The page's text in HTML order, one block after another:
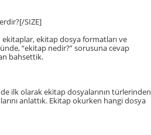
SIZE]
ekitap dosya formatları ve
“ekitap nedir?” sorusuna cevap
bahsettik.
ilk olarak ekitap dosyalarının türlerinden
anlattık. Ekitap okurken hangi dosya